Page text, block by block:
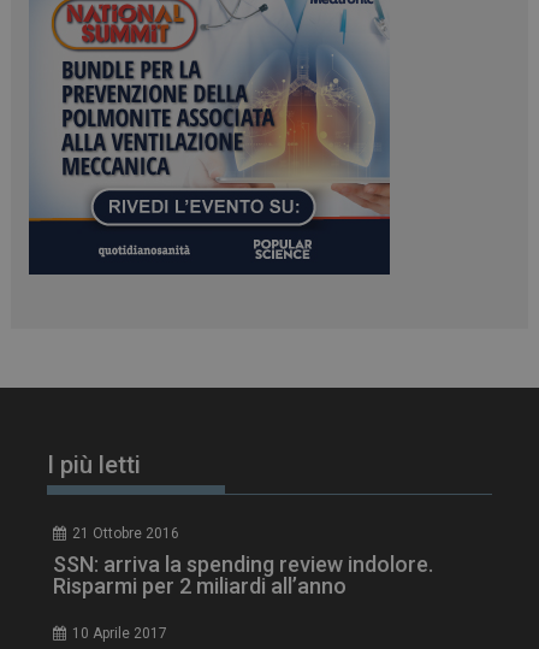
I più letti
21 Ottobre 2016
SSN: arriva la spending review indolore.
Risparmi per 2 miliardi all’anno
10 Aprile 2017
ARRAffinitySameSite
Microsoft Corporation
.www.dailyhealthindustry.it